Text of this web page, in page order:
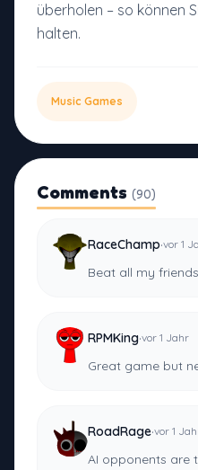
überholen – so können
halten.
Music Games
Comments (90)
RaceChamp·vor 1
Beat all my
RPMKing·vor 1 Jahr
Great game but
RoadRage·vor 1
AI opponents are